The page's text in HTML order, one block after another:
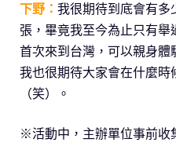
下野： 我很期待到底會有多
張，畢竟我至今為止只有
首次來到台灣，可以親身體
我也很期待大家會在什麼時
（笑）。
※活動中，主辦單位事前收